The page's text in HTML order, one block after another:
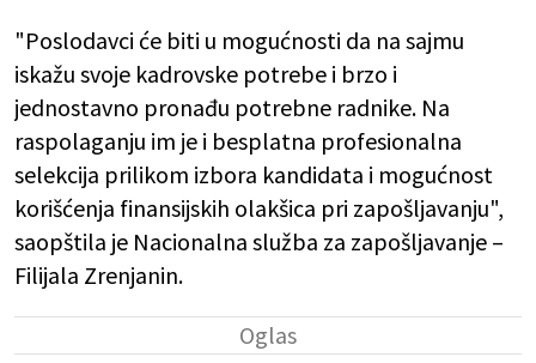
"Poslodavci će biti u mogućnosti da na sajmu
iskažu svoje kadrovske potrebe i brzo i
jednostavno pronađu potrebne radnike. Na
raspolaganju im je i besplatna profesionalna
selekcija prilikom izbora kandidata i mogućnost
korišćenja finansijskih olakšica pri zapošljavanju",
saopštila je Nacionalna služba za zapošljavanje –
Filijala Zrenjanin.